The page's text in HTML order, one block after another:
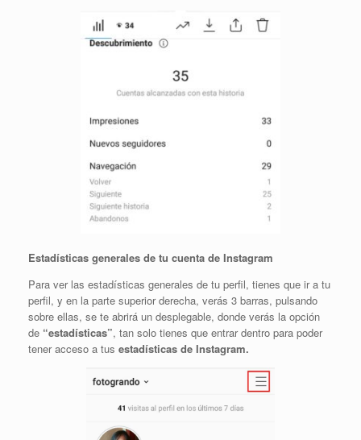
Estadísticas generales de tu cuenta de Instagram
Para ver las estadísticas generales de tu perfil, tienes que ir a tu
perfil, y en la parte superior derecha, verás 3 barras, pulsando
sobre ellas, se te abrirá un desplegable, donde verás la opción
de “estadísticas”, tan solo tienes que entrar dentro para poder
tener acceso a tus estadísticas de Instagram.